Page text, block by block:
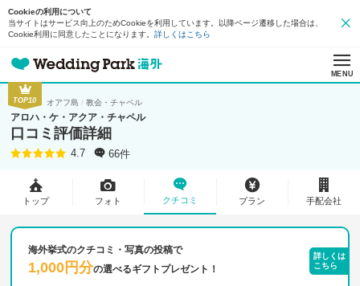
Cookieの利用について
当サイトはサービス向上のためCookieを利用しています。以降ページ遷移した場合は、
Cookie利用に同意したことになります。 詳しくはこちら
MENU
TOP10 オアフ島 教会・チャペル
アロハ・ケ・アクア・チャペル
口コミ評価詳細
4.7 66件
トップ フォト クチコミ プラン 手配会社
海外挙式のクチコミ・写真の投稿で
1,000円分の選べるギフトプレゼント！
詳しくは
こちら